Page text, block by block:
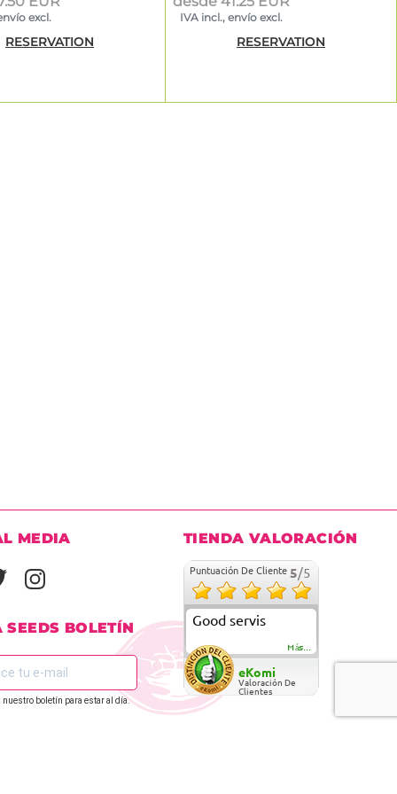
de
en
y
cannabis
España,
a la
y
excl.
RESERVATION
IVA incl., envío excl.
RESERVATION
MEDIA
SEEDS BOLETÍN
nuestro boletín para estar al día.
TIENDA VALORACIÓN
Puntuación De Cliente 5/5
Good servis
Más...
eKomi
Valoración De
Clientes